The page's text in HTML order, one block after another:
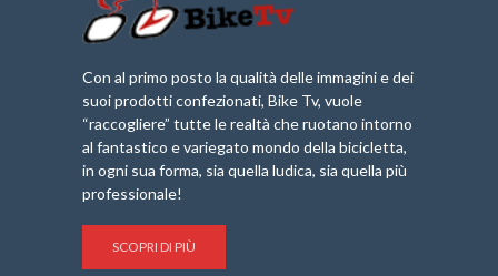
Con al primo posto la qualità delle immagini e dei
suoi prodotti confezionati, Bike Tv, vuole
“raccogliere” tutte le realtà che ruotano intorno
al fantastico e variegato mondo della bicicletta,
in ogni sua forma, sia quella ludica, sia quella più
professionale!
SCOPRI DI PIÙ